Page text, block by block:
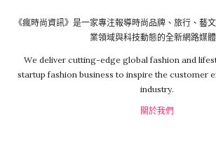
《瘋時尚資訊》是一家專注報導時尚品牌、旅行、藝
業領域與科技動態的全新網路媒體
We deliver cutting-edge global fashion and
startup fashion business to inspire the customer
industry.
關於我們